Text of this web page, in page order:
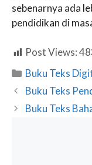
sebenarnya ada
pendidikan di
Post Views:
Categories
Buku Teks
Buku Teks
Buku Teks